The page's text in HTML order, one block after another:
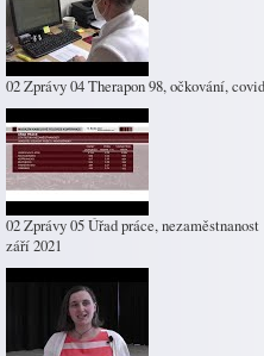
02 Zprávy 04 Therapon 98, očkování, covid
02 Zprávy 05 Úřad práce, nezaměstnanost
září 2021